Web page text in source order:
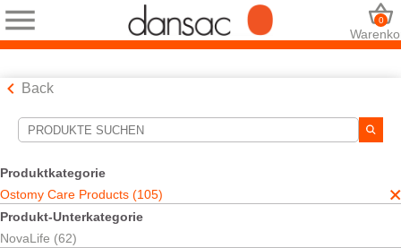
0
Back
Produktkategorie
Ostomy Care Products (105)
Produkt-Unterkategorie
NovaLife (62)
Suchwerkzeuge
Ihre Auswahl:
Ostomy Care Products
Ihre Auswahl hat105Ergebnisse ergeben
Sortieren nach: